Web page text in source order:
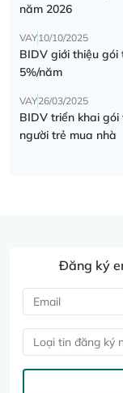
năm 2026
VAY10/10/2025
BIDV giới thiệu gói
5%/năm
VAY26/03/2025
BIDV triển khai
người trẻ mua nhà
Đăng ký
Loại tin đăng ký